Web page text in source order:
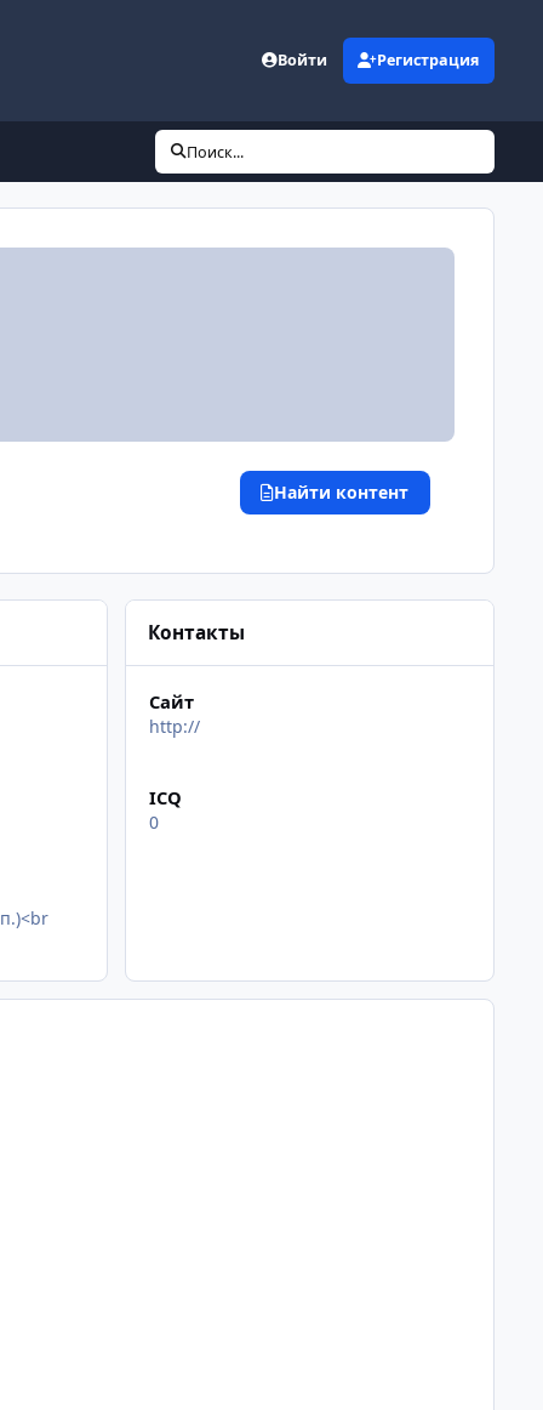
Войти Регистрация
Поиск...
Найти контент
Контакты
Сайт
http://
ICQ
0